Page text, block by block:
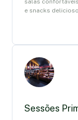
e snacks
Sessões